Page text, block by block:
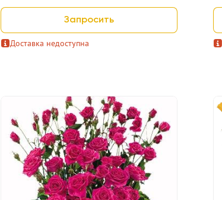
Запросить
Доставка недоступна